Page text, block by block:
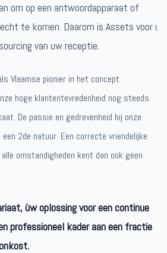
om op een antwoordapparaat of
te komen. Daarom is Assets voor u
van uw receptie.
Vlaamse pionier in het concept
hoge klantentevredenheid nog steeds
De passie en gedrevenheid bij onze
2de natuur. Een correcte vriendelijke
omstandigheden kent dan ook geen
ùw oplossing voor een continue
professioneel kader aan een fractie